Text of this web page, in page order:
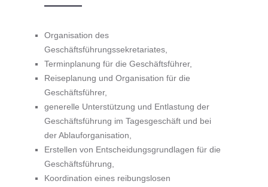
Organisation des
Geschäftsführungssekretariates,
Terminplanung für die Geschäftsführer,
Reiseplanung und Organisation für die
Geschäftsführer,
generelle Unterstützung und Entlastung der
Geschäftsführung im Tagesgeschäft und bei
der Ablauforganisation,
Erstellen von Entscheidungsgrundlagen für die
Geschäftsführung,
Koordination eines reibungslosen